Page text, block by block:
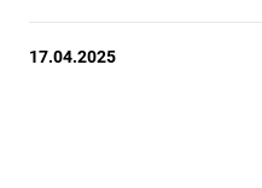
17.04.2025